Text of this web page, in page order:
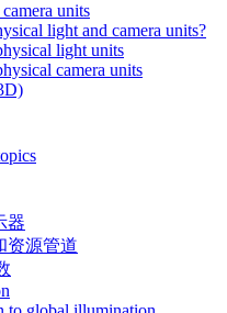
units
light and camera units?
light units
camera units
器
资源管道